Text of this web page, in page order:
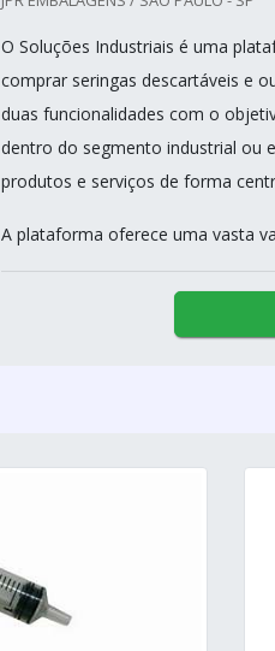
O Soluções Industriais é uma
comprar seringas descartáveis e
duas funcionalidades com o
dentro do segmento industrial ou
produtos e serviços de forma
A plataforma oferece uma vasta